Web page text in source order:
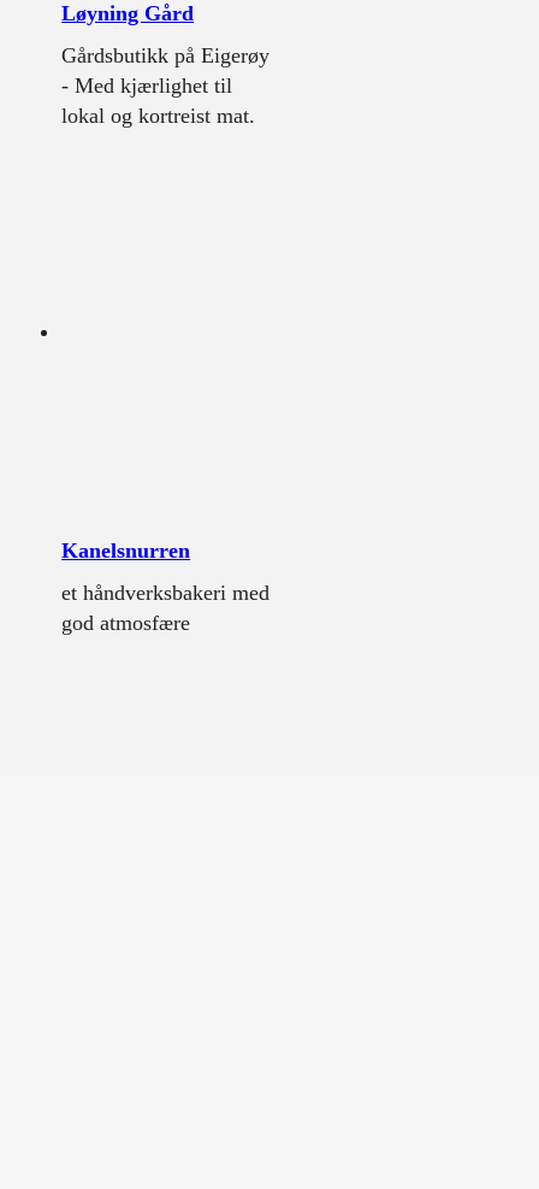
Løyning Gård
Gårdsbutikk på Eigerøy
- Med kjærlighet til
lokal og kortreist mat.
Kanelsnurren
et håndverksbakeri med
god atmosfære